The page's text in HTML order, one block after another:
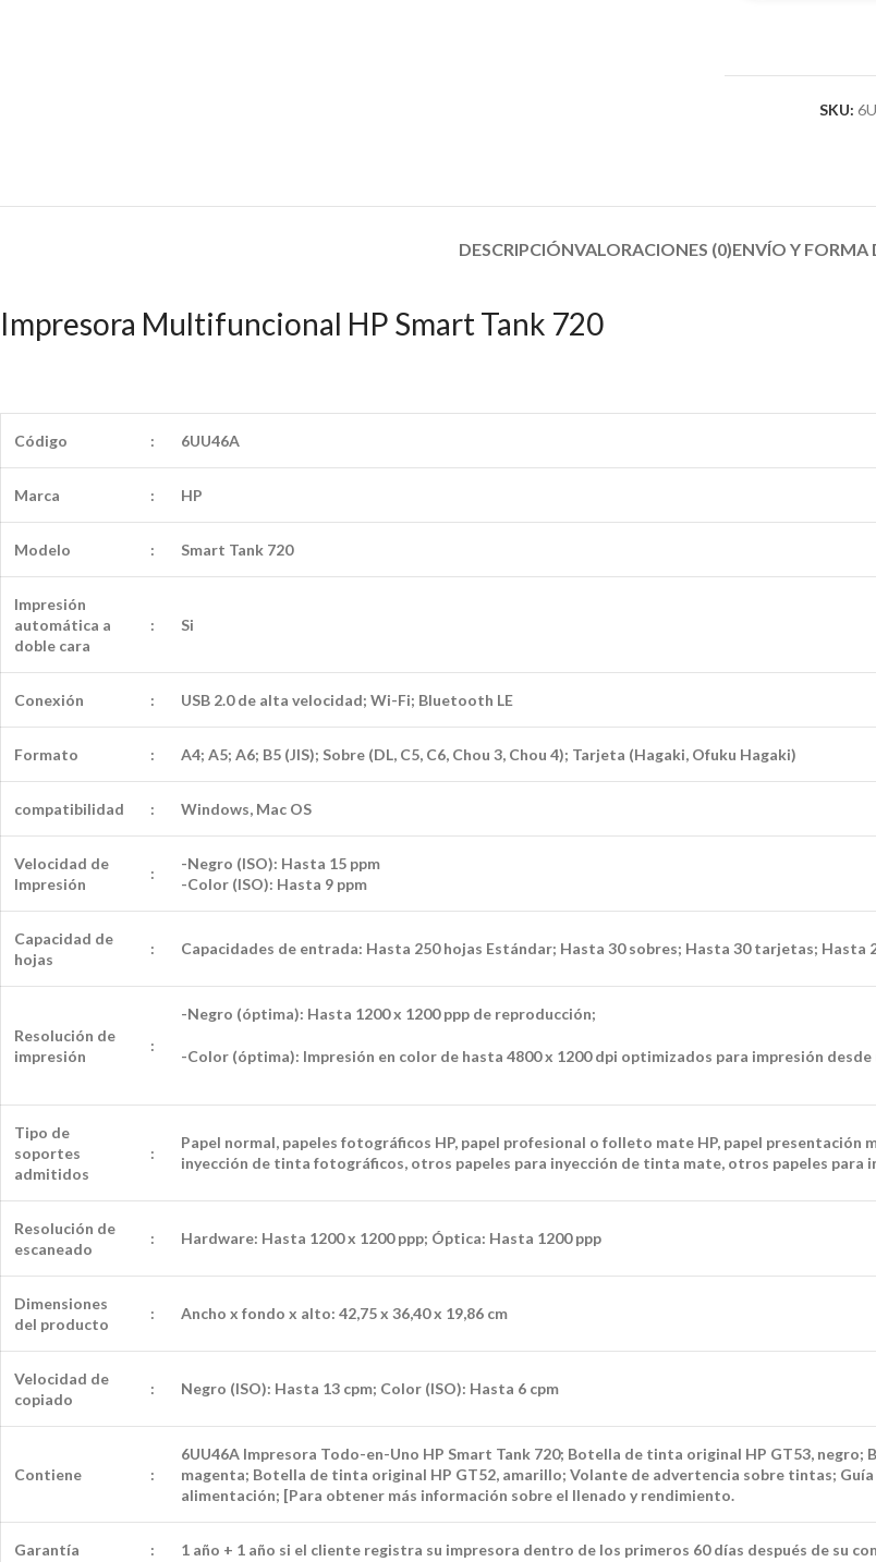
SKU:
DESCRIPCIÓNVALORACIONES (0)ENVÍO Y FORMA
Impresora Multifuncional HP Smart Tank 720
Código : 6UU46A
Marca : HP
Modelo : Smart Tank 720
Impresión
automática a
doble cara
: Si
Conexión : USB 2.0 de alta velocidad; Wi-Fi; Bluetooth LE
Formato : A4; A5; A6; B5 (JIS); Sobre (DL, C5, C6, Chou 3, Chou 4); Tarjeta (Hagaki, Ofuku Hagaki)
compatibilidad : Windows, Mac OS
Velocidad de
Impresión
:
-Negro (ISO): Hasta 15 ppm
-Color (ISO): Hasta 9 ppm
Capacidad de
hojas
: Capacidades de entrada: Hasta 250 hojas Estándar; Hasta 30 sobres; Hasta 30 tarjetas; Hasta
Resolución de
impresión
:
-Negro (óptima): Hasta 1200 x 1200 ppp de reproducción;
-Color (óptima): Impresión en color de hasta 4800 x 1200 dpi optimizados para impresión
Tipo de
soportes
admitidos
:
Papel normal, papeles fotográficos HP, papel profesional o folleto mate HP, papel
inyección de tinta fotográficos, otros papeles para inyección de tinta mate, otros papeles
Resolución de
escaneado
: Hardware: Hasta 1200 x 1200 ppp; Óptica: Hasta 1200 ppp
Dimensiones
del producto
: Ancho x fondo x alto: 42,75 x 36,40 x 19,86 cm
Velocidad de
copiado
: Negro (ISO): Hasta 13 cpm; Color (ISO): Hasta 6 cpm
Contiene :
6UU46A Impresora Todo-en-Uno HP Smart Tank 720; Botella de tinta original HP GT53,
magenta; Botella de tinta original HP GT52, amarillo; Volante de advertencia sobre tintas;
alimentación; [Para obtener más información sobre el llenado y rendimiento.
Garantía : 1 año + 1 año si el cliente registra su impresora dentro de los primeros 60 días después de su